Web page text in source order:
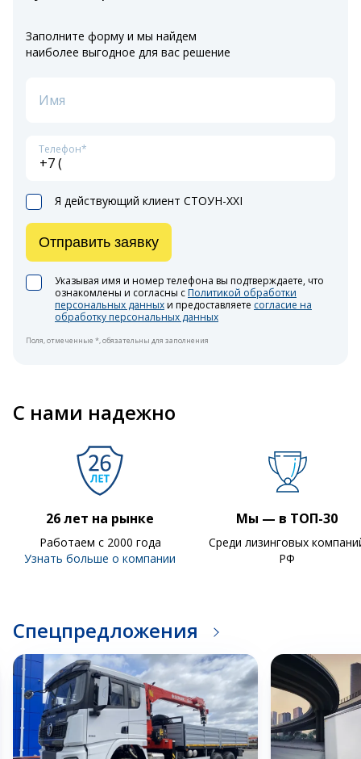
Заполните форму и мы найдем
наиболее выгодное для вас решение
Имя
Телефон*
Я действующий клиент СТОУН-XXI
Указывая имя и номер телефона вы подтверждаете, что
ознакомлены и согласны с Политикой обработки
персональных данныхи предоставляете согласие на
обработку персональных данных
Отправить заявку
Поля, отмеченные *, обязательны для заполнения
С нами надежно
26 лет на рынке
Работаем с 2000 года
Узнать больше о компании
Мы — в ТОП-30
Среди лизинговых
РФ
Спецпредложения